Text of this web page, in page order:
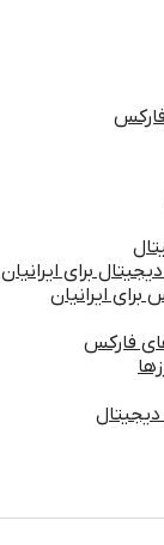
فارکس
برای ایرانیان
ایرانیان
فارکس